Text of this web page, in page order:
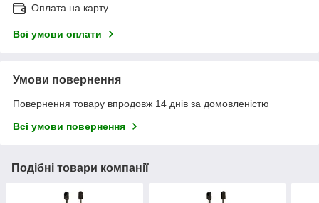
Оплата на карту
Всі умови оплати
Умови повернення
Повернення товару впродовж 14 днів за домовленістю
Всі умови повернення
Подібні товари компанії